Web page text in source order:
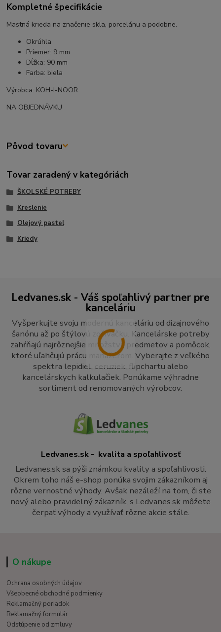
Kompletné špecifikácie
Mastná krieda na značenie skla, porcelánu a podobne.
Okrúhla
Priemer: 9 mm
Dĺžka: 90 mm
Farba: biela
Výrobca: KOH-I-NOOR
NA OBJEDNÁVKU
Pôvod tovaru
Tovar zaradený v kategóriách
ŠKOLSKÉ POTREBY
Kreslenie
Olejový pastel
Kriedy
Ledvanes.sk - Váš spoľahlivý partner pre
kanceláriu
Vyšperkujte svoju modernú kanceláriu od dizajnového
šanónu až po štýlovú zošívačku. Kancelárske potreby
zahŕňajú najrôznejšie množstvá predmetov a pomôcok,
ktoré uľahčujú prácu manažérom. Vyberajte z veľkého
spektra lepidiel, ceruziek, flipchartu alebo
kancelárskych kalkulačiek. Ponúkame výhradne
sortiment od renomovaných výrobcov.
Ledvanes.sk - kvalita a spoľahlivosť
Ledvanes.sk sa pýši známkou kvality a spoľahlivosti.
Okrem toho náš e-shop ponúka svojim zákazníkom aj
rôzne vernostné výhody. Avšak nezáleží na tom, či ste
nový alebo pravidelný zákazník, s Ledvanes.sk môžete
čerpať výhody a využívať rôzne akcie stále.
O nákupe
Ochrana osobných údajov
Všeobecné obchodné podmienky
Reklamačný poriadok
Reklamačný formulár
Odstúpenie od zmluvy